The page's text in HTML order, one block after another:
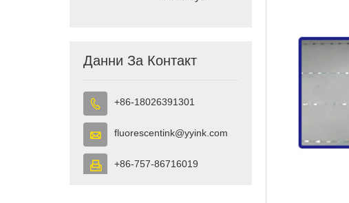
Данни За Контакт
 +86-18026391301
 fluorescentink@yyink.com
 +86-757-86716019